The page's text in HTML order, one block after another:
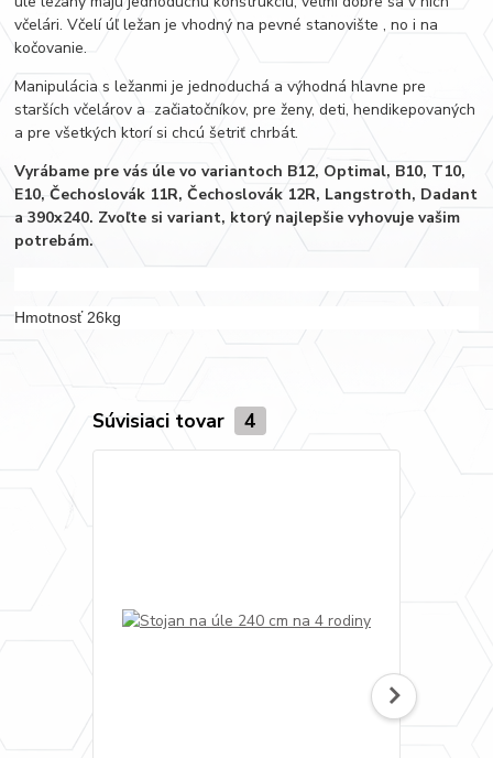
včelári. Včelí úľ ležan je vhodný na pevné stanovište , no i na
kočovanie.
Manipulácia s ležanmi je jednoduchá a výhodná hlavne pre
starších včelárov a začiatočníkov, pre ženy, deti, hendikepovaných
a pre všetkých ktorí si chcú šetriť chrbát.
Vyrábame pre vás úle vo variantoch B12, Optimal, B10, T10,
E10, Čechoslovák 11R, Čechoslovák 12R, Langstroth, Dadant
a 390x240. Zvoľte si variant, ktorý najlepšie vyhovuje vašim
potrebám.
Hmotnosť 26kg
Súvisiaci tovar 4